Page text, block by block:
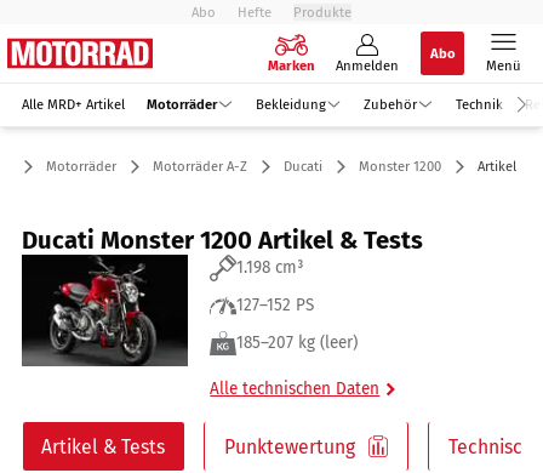
Abo Hefte Produkte
Marken Anmelden
Abo
Menü
Alle MRD+ Artikel Motorräder Bekleidung Zubehör Technik
Motorräder Motorräder A-Z Ducati Monster 1200 Artikel &
Ducati Monster 1200 Artikel & Tests
1.198 cm³
127–152 PS
185–207 kg (leer)
Alle technischen Daten
Artikel & Tests Punktewertung